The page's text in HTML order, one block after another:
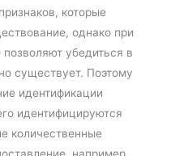
которые
однако при
убедиться в
существует. Поэтому
идентификации
идентифицируются
количественные